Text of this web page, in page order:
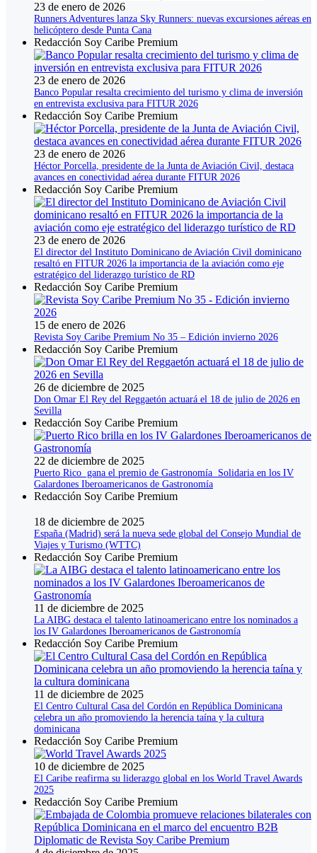
23 de enero de 2026
Runners Adventures lanza Sky Runners: nuevas excursiones aéreas en
helicóptero desde Punta Cana
Redacción Soy Caribe Premium
23 de enero de 2026
Banco Popular resalta crecimiento del turismo y clima de inversión
en entrevista exclusiva para FITUR 2026
Redacción Soy Caribe Premium
23 de enero de 2026
Héctor Porcella, presidente de la Junta de Aviación Civil, destaca
avances en conectividad aérea durante FITUR 2026
Redacción Soy Caribe Premium
23 de enero de 2026
El director del Instituto Dominicano de Aviación Civil dominicano
resaltó en FITUR 2026 la importancia de la aviación como eje
estratégico del liderazgo turístico de RD
Redacción Soy Caribe Premium
15 de enero de 2026
Revista Soy Caribe Premium No 35 – Edición invierno 2026
Redacción Soy Caribe Premium
26 de diciembre de 2025
Don Omar El Rey del Reggaetón actuará el 18 de julio de 2026 en
Sevilla
Redacción Soy Caribe Premium
22 de diciembre de 2025
Puerto Rico gana el premio de Gastronomía Solidaria en los IV
Galardones Iberoamericanos de Gastronomía
Redacción Soy Caribe Premium
18 de diciembre de 2025
España (Madrid) será la nueva sede global del Consejo Mundial de
Viajes y Turismo (WTTC)
Redacción Soy Caribe Premium
11 de diciembre de 2025
La AIBG destaca el talento latinoamericano entre los nominados a
los IV Galardones Iberoamericanos de Gastronomía
Redacción Soy Caribe Premium
11 de diciembre de 2025
El Centro Cultural Casa del Cordón en República Dominicana
celebra un año promoviendo la herencia taína y la cultura
dominicana
Redacción Soy Caribe Premium
10 de diciembre de 2025
El Caribe reafirma su liderazgo global en los World Travel Awards
2025
Redacción Soy Caribe Premium